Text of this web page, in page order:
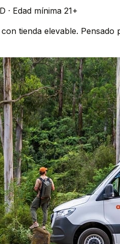
· Edad mínima 21+
tienda elevable.